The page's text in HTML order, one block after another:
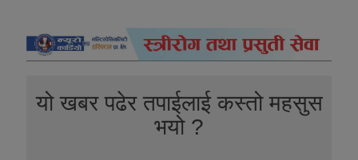
यो खबर पढेर तपाईलाई कस्तो महसुस
भयो ?